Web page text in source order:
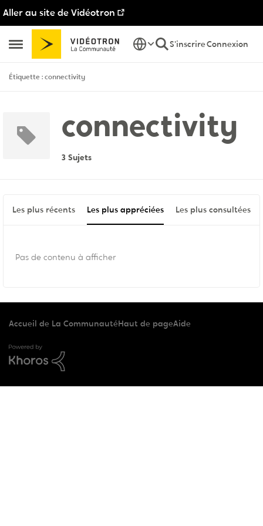
Aller au site de Vidéotron
Ouvrir Menu Latéral
Passer au contenu
S'inscrireConnexion
Étiquette : connectivity
connectivity
3 Sujets
Les plus récents Les plus appréciées Les plus consultées
Pas de contenu à afficher
Accueil de La CommunautéHaut de pageAide